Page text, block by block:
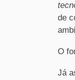
de
O
Já